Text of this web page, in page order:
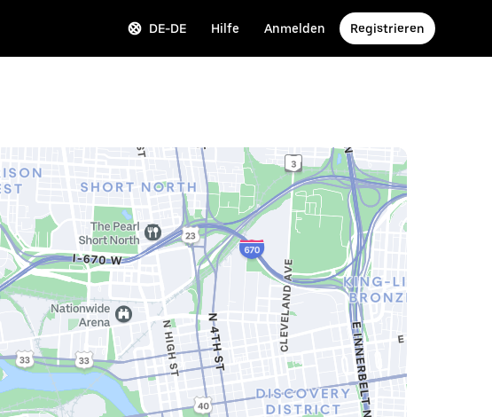
DE-DE Hilfe Anmelden Registrieren